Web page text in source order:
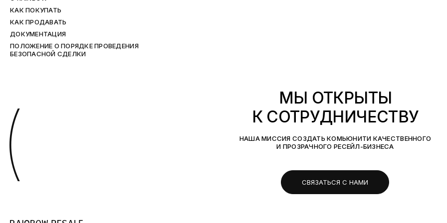
КАК ПОКУПАТЬ
КАК ПРОДАВАТЬ
ДОКУМЕНТАЦИЯ
ПОЛОЖЕНИЕ О ПОРЯДКЕ ПРОВЕДЕНИЯ
БЕЗОПАСНОЙ СДЕЛКИ
(
МЫ ОТКРЫТЫ
К СОТРУДНИЧЕСТВУ
НАША МИССИЯ СОЗДАТЬ КОМЬЮНИТИ КАЧЕСТВЕННОГО
И ПРОЗРАЧНОГО РЕСЕЙЛ-БИЗНЕСА
СВЯЗАТЬСЯ С НАМИ